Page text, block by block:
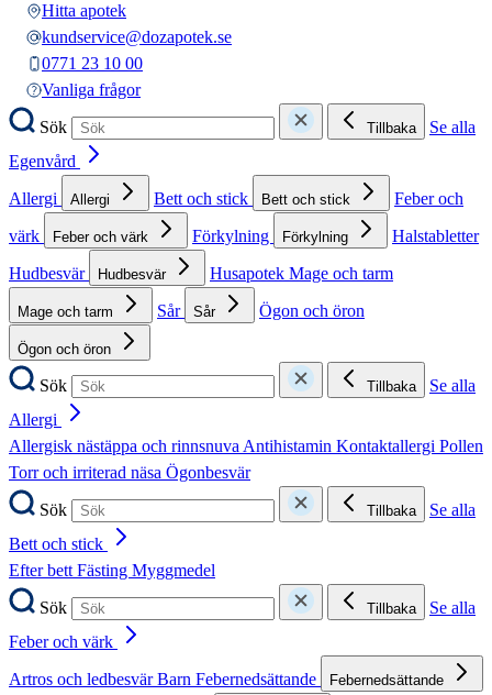
Hitta apotek
kundservice@dozapotek.se
0771 23 10 00
Vanliga frågor
Sök
Tillbaka
Se alla
Egenvård
Allergi
Allergi Bett och stick Bett och stick
Feber och
värk
Feber och värk Förkylning Förkylning
Halstabletter
Hudbesvär
Hudbesvär Husapotek Mage och tarm
Mage och tarm Sår Sår Ögon och öron
Ögon och öron
Sök Tillbaka
Se alla
Allergi
Allergisk nästäppa och rinnsnuvaAntihistamin Kontaktallergi Pollen
Torr och irriterad näsa Ögonbesvär
Sök
Tillbaka
Se alla
Bett och stick
Efter bettFästing Myggmedel
Sök
Tillbaka
Se alla
Feber och värk
Artros och ledbesvärBarn Febernedsättande Febernedsättande